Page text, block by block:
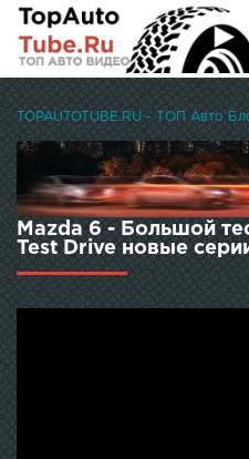
Mazda 6 - Большой
Test Drive новые